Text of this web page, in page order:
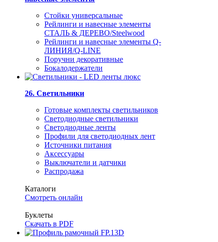
Стойки универсальные
Рейлинги и навесные элементы
СТАЛЬ & ДЕРЕВО/Steelwood
Рейлинги и навесные элементы Q-
ЛИНИЯ/Q-LINE
Поручни декоративные
Бокалодержатели
26. Светильники
Готовые комплекты светильников
Светодиодные светильники
Светодиодные ленты
Профили для светодиодных лент
Источники питания
Аксессуары
Выключатели и датчики
Распродажа
Каталоги
Смотреть онлайн
Буклеты
Скачать в PDF